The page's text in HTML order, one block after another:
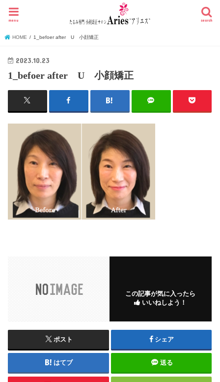
search
menu
HOME 1_befoer after U 小顔矯正
2023.10.23
1_befoer after U 小顔矯正
この記事が気に入ったら
いいねしよう！
ポスト シェア
はてブ 送る